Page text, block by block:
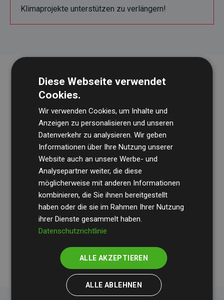
Klimaprojekte unterstützen zu verlängern!
Die Wirtschaftsprüfungsgesellschaft BDOüberprüft
regelmäßig unsere Berechnungen und Methodik, um
Transparenz und Verlässlichkeit sicherzustellen.
Ihre Prüfungen belegen, dass unsere Investitionen in
Klimaschutzprojekte im Durchschnitt200 % der
geschätzten CO₂-Emissionender teilnehmenden
Websites kompensieren – ein klarer Nachweis für die
messbare Klimawirkung unseres Ansatzes.
Diese Webseite verwendet
Cookies.
Wir verwenden Cookies, um Inhalte und
Anzeigen zu personalisieren und unseren
Datenverkehr zu analysieren. Wir geben
Informationen über Ihre Nutzung unserer
Website auch an unsere Werbe- und
Analysepartner weiter, die diese
möglicherweise mit anderen Informationen
kombinieren, die Sie ihnen bereitgestellt
haben oder die sie im Rahmen Ihrer Nutzung
ihrer Dienste gesammelt haben.
Datenschutzrichtlinie
ALLE AKZEPTIEREN
ALLE ABLEHNEN